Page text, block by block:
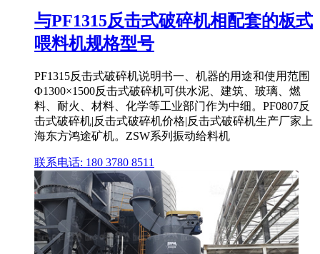
与PF1315反击式破碎机相配套的板式
喂料机规格型号
PF1315反击式破碎机说明书一、机器的用途和使用范围
Φ1300×1500反击式破碎机可供水泥、建筑、玻璃、燃
料、耐火、材料、化学等工业部门作为中细。PF0807反
击式破碎机|反击式破碎机价格|反击式破碎机生产厂家上
海东方鸿途矿机。ZSW系列振动给料机
联系电话: 180 3780 8511